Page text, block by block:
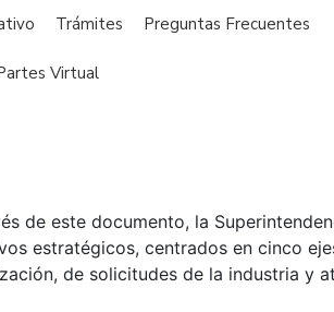
Trámites Preguntas Frecuentes
Virtual
de este documento, la
estratégicos, centrados en cinco
de solicitudes de la industria y